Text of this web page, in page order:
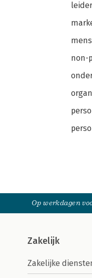
non-
Op werkdagen
Zakelijk
Zakelijke